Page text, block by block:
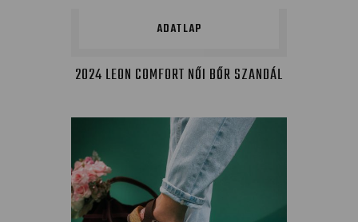
ADATLAP
2024 LEON COMFORT NŐI BŐR SZANDÁL